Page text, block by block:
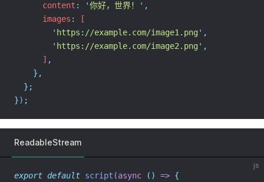
      content
: '你好，世界！ ' ,
      images
:
[
' https://example.com/image1.png ' ,
' https://example.com/image2.png ' ,
      ]
,
},
};
}) ;
ReadableStream
js
export default script (async () => {